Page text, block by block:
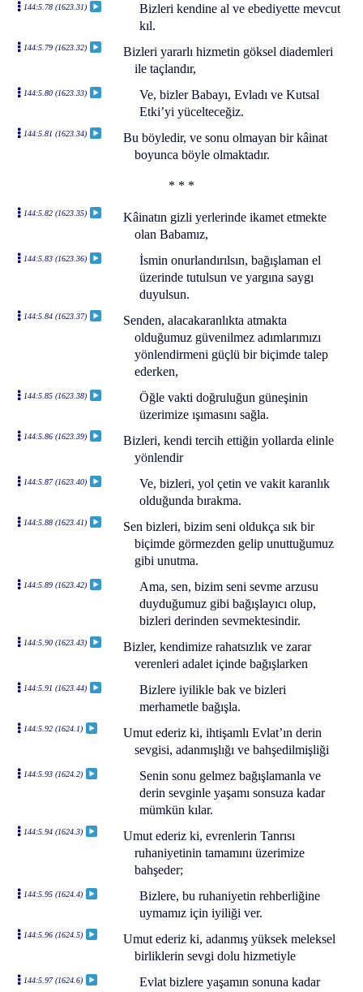
144:5.78 (1623.31)
Bizleri kendine al ve ebediyette mevcut
kıl.
144:5.79 (1623.32)
Bizleri yararlı hizmetin göksel diademleri
ile taçlandır,
144:5.80 (1623.33)
Ve, bizler Babayı, Evladı ve Kutsal
Etki’yi yücelteceğiz.
144:5.81 (1623.34)
Bu böyledir, ve sonu olmayan bir kâinat
boyunca böyle olmaktadır.
* * *
144:5.82 (1623.35)
Kâinatın gizli yerlerinde ikamet etmekte
olan Babamız,
144:5.83 (1623.36)
İsmin onurlandırılsın, bağışlaman el
üzerinde tutulsun ve yargına saygı
duyulsun.
144:5.84 (1623.37)
Senden, alacakaranlıkta atmakta
olduğumuz güvenilmez adımlarımızı
yönlendirmeni güçlü bir biçimde talep
ederken,
144:5.85 (1623.38)
Öğle vakti doğruluğun güneşinin
üzerimize ışımasını sağla.
144:5.86 (1623.39)
Bizleri, kendi tercih ettiğin yollarda elinle
yönlendir
144:5.87 (1623.40)
Ve, bizleri, yol çetin ve vakit karanlık
olduğunda bırakma.
144:5.88 (1623.41)
Sen bizleri, bizim seni oldukça sık bir
biçimde görmezden gelip unuttuğumuz
gibi unutma.
144:5.89 (1623.42)
Ama, sen, bizim seni sevme arzusu
duyduğumuz gibi bağışlayıcı olup,
bizleri derinden sevmektesindir.
144:5.90 (1623.43)
Bizler, kendimize rahatsızlık ve zarar
verenleri adalet içinde bağışlarken
144:5.91 (1623.44)
Bizlere iyilikle bak ve bizleri
merhametle bağışla.
144:5.92 (1624.1)
Umut ederiz ki, ihtişamlı Evlat’ın derin
sevgisi, adanmışlığı ve bahşedilmişliği
144:5.93 (1624.2)
Senin sonu gelmez bağışlamanla ve
derin sevginle yaşamı sonsuza kadar
mümkün kılar.
144:5.94 (1624.3)
Umut ederiz ki, evrenlerin Tanrısı
ruhaniyetinin tamamını üzerimize
bahşeder;
144:5.95 (1624.4)
Bizlere, bu ruhaniyetin rehberliğine
uymamız için iyiliği ver.
144:5.96 (1624.5)
Umut ederiz ki, adanmış yüksek meleksel
birliklerin sevgi dolu hizmetiyle
144:5.97 (1624.6)
Evlat bizlere yaşamın sonuna kadar